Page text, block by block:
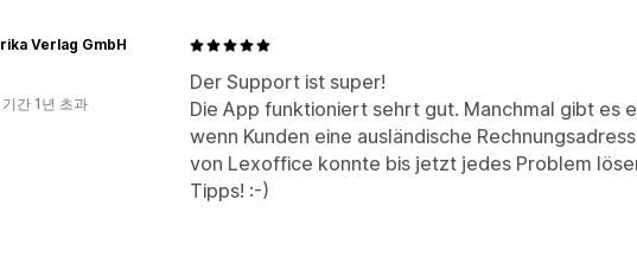
Der Support ist super!
Die App funktioniert sehrt gut. Manchmal gibt es
wenn Kunden eine ausländische
von Lexoffice konnte bis jetzt jedes Problem
Tipps! :-)
Verlag GmbH
간 1년 초과